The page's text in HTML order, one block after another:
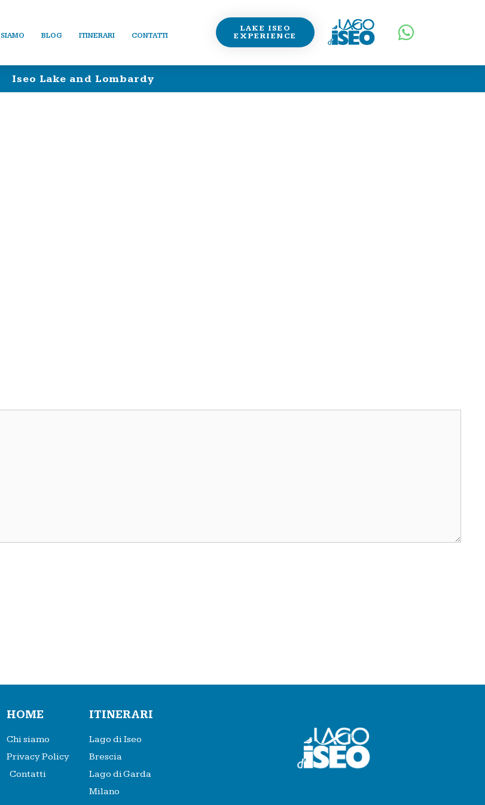
BLOG ITINERARI CONTATTI
LAKE ISEO
EXPERIENCE
Iseo Lake and Lombardy
HOME
Chi siamo
Privacy Policy
Contatti
ITINERARI
Lago di Iseo
Brescia
Lago di Garda
Milano